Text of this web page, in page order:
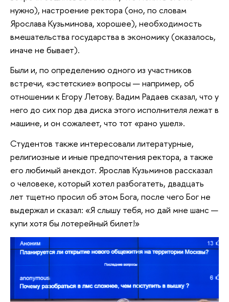
нужно), настроение ректора (оно, по словам
Ярослава Кузьминова, хорошее), необходимость
вмешательства государства в экономику (оказалось,
иначе не бывает).
Были и, по определению одного из участников
встречи, «эстетские» вопросы — например, об
отношении к Егору Летову. Вадим Радаев сказал, что у
него до сих пор два диска этого исполнителя лежат в
машине, и он сожалеет, что тот «рано ушел».
Студентов также интересовали литературные,
религиозные и иные предпочтения ректора, а также
его любимый анекдот. Ярослав Кузьминов рассказал
о человеке, который хотел разбогатеть, двадцать
лет тщетно просил об этом Бога, после чего Бог не
выдержал и сказал: «Я слышу тебя, но дай мне шанс —
купи хотя бы лотерейный билет!»